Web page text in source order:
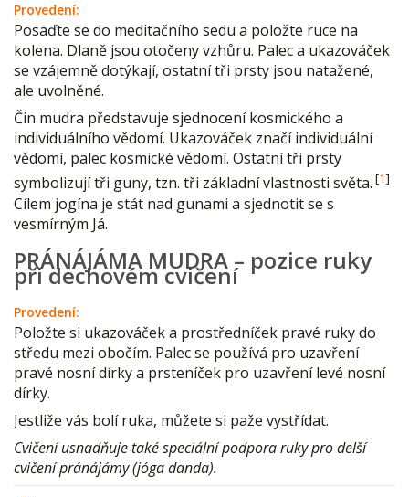
Provedení:
Posaďte se do meditačního sedu a položte ruce na
kolena. Dlaně jsou otočeny vzhůru. Palec a ukazováček
se vzájemně dotýkají, ostatní tři prsty jsou natažené,
ale uvolněné.
Čin mudra představuje sjednocení kosmického a
individuálního vědomí. Ukazováček značí individuální
vědomí, palec kosmické vědomí. Ostatní tři prsty
symbolizují tři guny, tzn. tři základní vlastnosti světa. [1]
Cílem jogína je stát nad gunami a sjednotit se s
vesmírným Já.
PRÁNÁJÁMA MUDRA – pozice ruky
při dechovém cvičení
Provedení:
Položte si ukazováček a prostředníček pravé ruky do
středu mezi obočím. Palec se používá pro uzavření
pravé nosní dírky a prsteníček pro uzavření levé nosní
dírky.
Jestliže vás bolí ruka, můžete si paže vystřídat.
Cvičení usnadňuje také speciální podpora ruky pro delší
cvičení pránájámy (jóga danda).